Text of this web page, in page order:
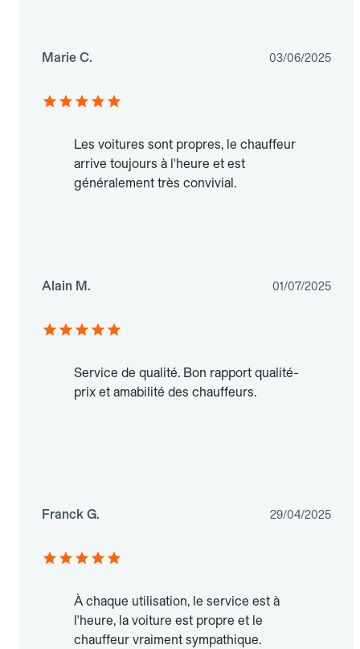
Marie C. 03/06/2025
Les voitures sont propres, le chauffeur
arrive toujours à l'heure et est
généralement très convivial.
Alain M. 01/07/2025
Service de qualité. Bon rapport qualité-
prix et amabilité des chauffeurs.
Franck G. 29/04/2025
À chaque utilisation, le service est à
l'heure, la voiture est propre et le
chauffeur vraiment sympathique.